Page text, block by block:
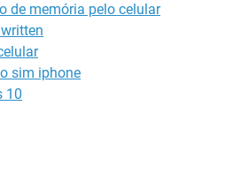
de memória pelo celular
sim iphone
10